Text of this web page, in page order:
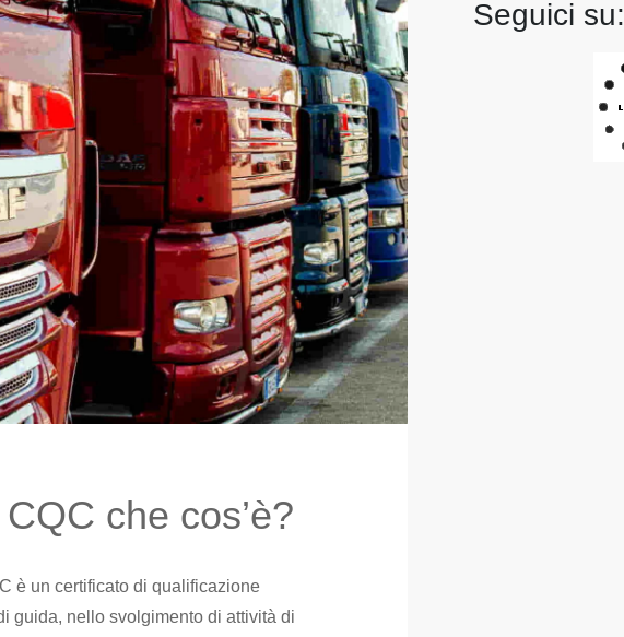
che cos’è?
è un certificato di qualificazione
guida, nello svolgimento di attività di
Seguici su: